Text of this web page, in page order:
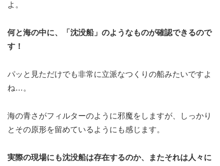
よ。
何と海の中に、「沈没船」のようなものが確認できるので
す！
パッと見ただけでも非常に立派なつくりの船みたいですよ
ね…。
海の青さがフィルターのように邪魔をしますが、しっかり
とその原形を留めているようにも感じます。
実際の現場にも沈没船は存在するのか、またそれは人々に